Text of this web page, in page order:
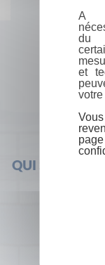
QUI SOMMES-
A
du
et